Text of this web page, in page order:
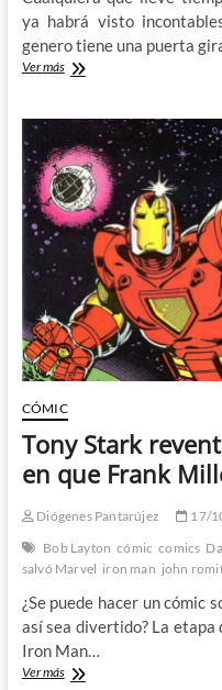
ya habrá visto
genero tiene una puerta
Ver másAlgunas
resurrecciones
mas
rocambolescas
del
cómic
de
superhéroes
CÓMIC
Tony Stark
en que Frank
Diógenes Pantarújez 17/
Bob Layton cómic comics
salvó Marvel iron man john
¿Se puede hacer un cómic
así sea divertido? La
Iron Man…
Ver másTony